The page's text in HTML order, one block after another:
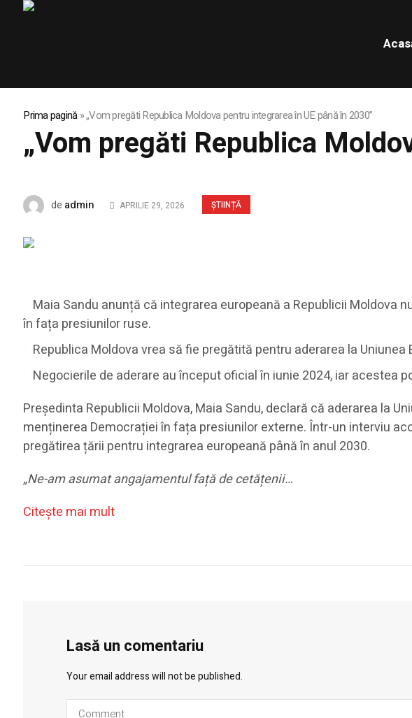
Prima pagină»„Vom pregăti Republica Moldova pentru integrarea în UE până în 2030”
„Vom pregăti Republica
ȘTIINȚĂ
de admin APRILIE 29, 2026
Maia Sandu anunță că integrarea europeană a Republicii
în fața presiunilor ruse.
Republica Moldova vrea să fie pregătită pentru aderarea la
Negocierile de aderare au început oficial în iunie 2024, iar acestea
Președinta Republicii Moldova, Maia Sandu, declară că aderarea la
menținerea Democrației în fața presiunilor externe. Într-un interviu
pregătirea țării pentru integrarea europeană până în anul 2030.
„Ne-am asumat angajamentul față de cetățenii…
Citeşte mai mult
Lasă un comentariu
Your email address will not be published.